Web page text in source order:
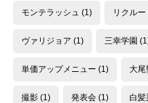
モンテラッシュ (1) リクルー
ヴァリジョア (1) 三幸学園
単価アップメニュー (1) 大尾
撮影 (1) 発表会 (1) 白髪